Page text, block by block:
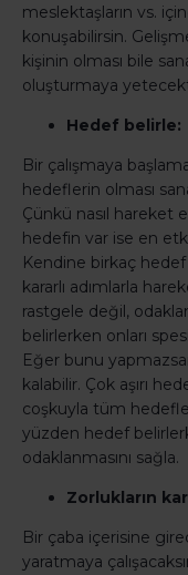
meslektaşların vs.
konuşabilirsin.
kişinin olması bile
oluşturmaya
Hedef belirle:
Bir çalışmaya
hedeflerin olması
Çünkü nasıl hareket
hedefin var ise en
Kendine birkaç
kararlı adımlarla
rastgele değil,
belirlerken onları
Eğer bunu
kalabilir. Çok aşırı
coşkuyla tüm
yüzden hedef
odaklanmasını sağla.
Zorlukların
Bir çaba içerisine
yaratmaya